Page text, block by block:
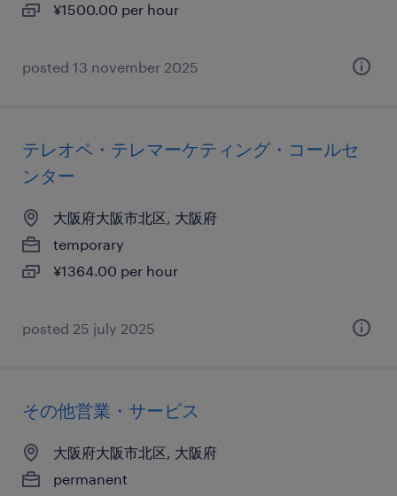
¥1500.00 per hour
posted 13 november 2025
テレオペ・テレマーケティング・コールセ
ンター
大阪府大阪市北区, 大阪府
temporary
¥1364.00 per hour
posted 25 july 2025
その他営業・サービス
大阪府大阪市北区, 大阪府
permanent